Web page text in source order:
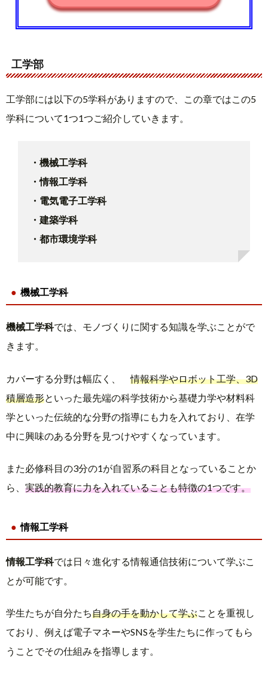
工学部
工学部には以下の5学科がありますので、この章ではこの5
学科について1つ1つご紹介していきます。
・機械工学科
・情報工学科
・電気電子工学科
・建築学科
・都市環境学科
機械工学科
機械工学科では、モノづくりに関する知識を学ぶことがで
きます。
カバーする分野は幅広く、情報科学やロボット工学、3D
積層造形といった最先端の科学技術から基礎力学や材料科
学といった伝統的な分野の指導にも力を入れており、在学
中に興味のある分野を見つけやすくなっています。
また必修科目の3分の1が自習系の科目となっていることか
ら、 実践的教育に力を入れていることも特徴の1つです。
情報工学科
情報工学科では日々進化する情報通信技術について学ぶこ
とが可能です。
学生たちが自分たち自身の手を動かして学ぶことを重視し
ており、例えば電子マネーやSNSを学生たちに作ってもら
うことでその仕組みを指導します。